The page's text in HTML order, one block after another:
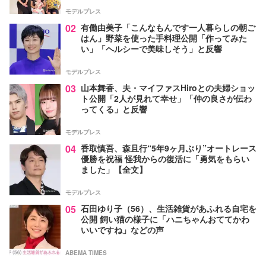
モデルプレス
02 有働由美子「こんなもんです一人暮らしの朝ご
はん」野菜を使った手料理公開「作ってみた
い」「ヘルシーで美味しそう」と反響
モデルプレス
03 山本舞香、夫・マイファスHiroとの夫婦ショッ
ト公開「2人が見れて幸せ」「仲の良さが伝わ
ってくる」と反響
モデルプレス
04 香取慎吾、森且行“5年9ヶ月ぶり”オートレース
優勝を祝福 怪我からの復活に「勇気をもらい
ました」【全文】
モデルプレス
05 石田ゆり子（56）、生活雑貨があふれる自宅を
公開 飼い猫の様子に「ハニちゃんおててかわ
いいですね」などの声
ABEMA TIMES